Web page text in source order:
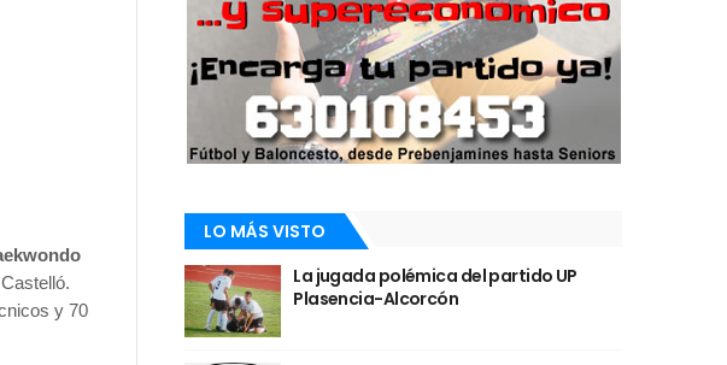
y 70
LO MÁS VISTO
La jugada polémica del partido UP
Plasencia-Alcorcón